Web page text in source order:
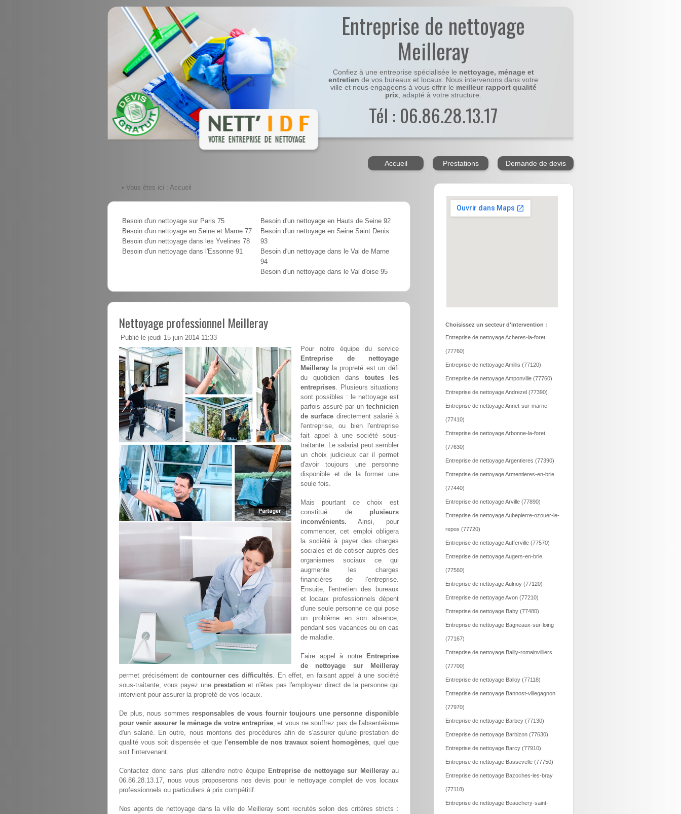
Entreprise de nettoyage
Meilleray
Confiez à une entreprise spécialisée le nettoyage, ménage et
entretien de vos bureaux et locaux. Nous intervenons dans votre
ville et nous engageons à vous offrir le meilleur rapport qualité
prix, adapté à votre structure.
Tél : 06.86.28.13.17
Accueil Prestations Demande de devis
• Vous êtes ici : Accueil
Besoin d'un nettoyage sur Paris 75
Besoin d'un nettoyage en Seine et Marne 77
Besoin d'un nettoyage dans les Yvelines 78
Besoin d'un nettoyage dans l'Essonne 91
Besoin d'un nettoyage en Hauts de Seine 92
Besoin d'un nettoyage en Seine Saint Denis
93
Besoin d'un nettoyage dans le Val de Marne
94
Besoin d'un nettoyage dans le Val d'oise 95
Nettoyage professionnel Meilleray
Publié le jeudi 15 juin 2014 11:33
Pour notre équipe du service
Entreprise de nettoyage
Meilleray la propreté est un défi
du quotidien dans toutes les
entreprises. Plusieurs situations
sont possibles : le nettoyage est
parfois assuré par un technicien
de surface directement salarié à
l'entreprise, ou bien l'entreprise
fait appel à une société sous-
traitante. Le salariat peut sembler
un choix judicieux car il permet
d'avoir toujours une personne
disponible et de la former une
seule fois.
Mais pourtant ce choix est
constitué de plusieurs
inconvénients. Ainsi, pour
commencer, cet emploi obligera
la société à payer des charges
sociales et de cotiser auprès des
organismes sociaux ce qui
augmente les charges
financières de l'entreprise.
Ensuite, l'entretien des bureaux
et locaux professionnels dépent
d'une seule personne ce qui pose
un problème en son absence,
pendant ses vacances ou en cas
de maladie.
Faire appel à notre
Entreprise
de nettoyage sur Meilleray
permet précisément de contourner ces difficultés. En effet, en faisant appel à une société
sous-traitante, vous payez une prestation et n'êtes pas l'employeur direct de la personne qui
intervient pour assurer la propreté de vos locaux.
De plus, nous sommes responsables de vous fournir toujours une personne disponible
pour venir assurer le ménage de votre entreprise, et vous ne souffrez pas de l'absentéisme
d'un salarié. En outre, nous montons des procédures afin de s'assurer qu'une prestation de
qualité vous soit dispensée et que l'ensemble de nos travaux soient homogènes, quel que
soit l'intervenant.
Contactez donc sans plus attendre notre équipe Entreprise de nettoyage sur Meilleray au
06.86.28.13.17, nous vous proposerons nos devis pour le nettoyage complet de vos locaux
professionnels ou particuliers à prix compétitif.
Nos agents de nettoyage dans la ville de Meilleray sont recrutés selon des critères stricts :
Choisissez un secteur d'intervention :
Entreprise de nettoyage Acheres-la-foret
(77760)
Entreprise de nettoyage Amillis (77120)
Entreprise de nettoyage Amponville (77760)
Entreprise de nettoyage Andrezel (77390)
Entreprise de nettoyage Annet-sur-marne
(77410)
Entreprise de nettoyage Arbonne-la-foret
(77630)
Entreprise de nettoyage Argentieres (77390)
Entreprise de nettoyage Armentieres-en-brie
(77440)
Entreprise de nettoyage Arville (77890)
Entreprise de nettoyage Aubepierre-ozouer-le-
repos (77720)
Entreprise de nettoyage Aufferville (77570)
Entreprise de nettoyage Augers-en-brie
(77560)
Entreprise de nettoyage Aulnoy (77120)
Entreprise de nettoyage Avon (77210)
Entreprise de nettoyage Baby (77480)
Entreprise de nettoyage Bagneaux-sur-loing
(77167)
Entreprise de nettoyage Bailly-romainvilliers
(77700)
Entreprise de nettoyage Balloy (77118)
Entreprise de nettoyage Bannost-villegagnon
(77970)
Entreprise de nettoyage Barbey (77130)
Entreprise de nettoyage Barbizon (77630)
Entreprise de nettoyage Barcy (77910)
Entreprise de nettoyage Bassevelle (77750)
Entreprise de nettoyage Bazoches-les-bray
(77118)
Entreprise de nettoyage Beauchery-saint-